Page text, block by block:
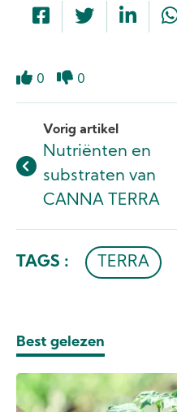
0 0
Vorig artikel
Nutriënten en
substraten van
CANNA TERRA
TAGS : TERRA
Best gelezen